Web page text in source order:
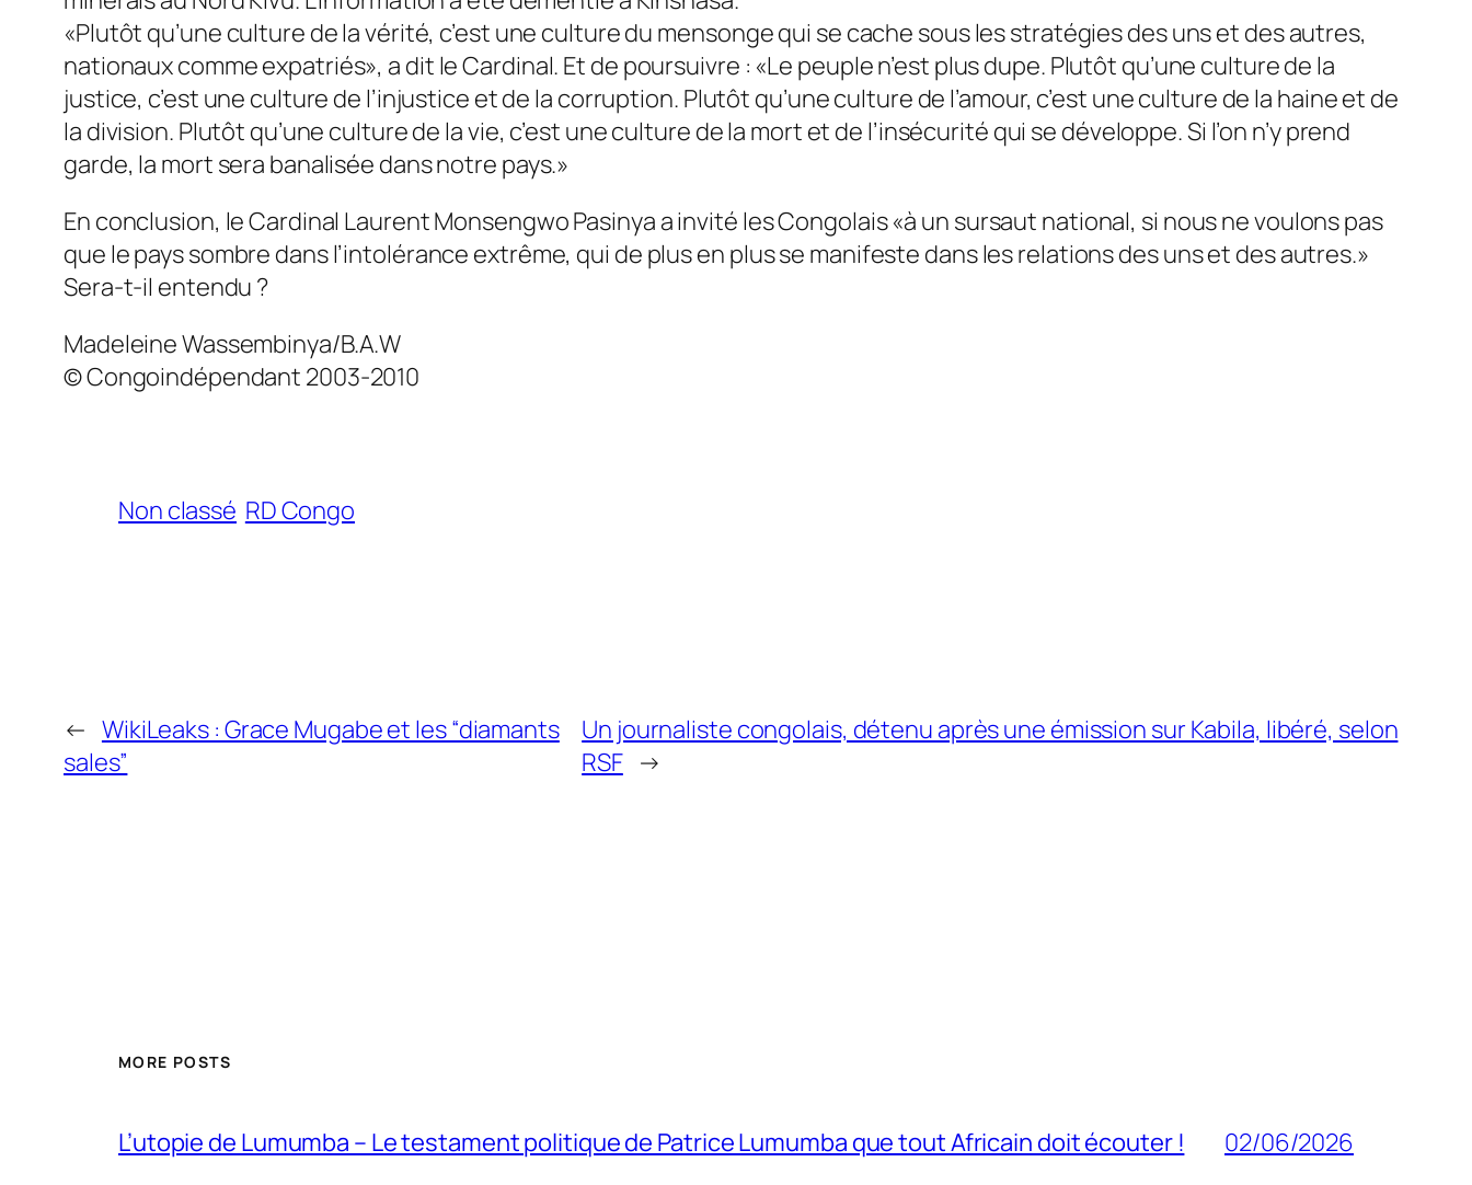
«Plutôt qu’une culture de la vérité, c’est une culture du mensonge qui se cache sous les stratégies des uns et des autres,
nationaux comme expatriés», a dit le Cardinal. Et de poursuivre : «Le peuple n’est plus dupe. Plutôt qu’une culture de la
justice, c’est une culture de l’injustice et de la corruption. Plutôt qu’une culture de l’amour, c’est une culture de la haine et de
la division. Plutôt qu’une culture de la vie, c’est une culture de la mort et de l’insécurité qui se développe. Si l’on n’y prend
garde, la mort sera banalisée dans notre pays.»
En conclusion, le Cardinal Laurent Monsengwo Pasinya a invité les Congolais «à un sursaut national, si nous ne voulons pas
que le pays sombre dans l’intolérance extrême, qui de plus en plus se manifeste dans les relations des uns et des autres.»
Sera-t-il entendu ?
Madeleine Wassembinya/B.A.W
© Congoindépendant 2003-2010
Non classé RD Congo
← WikiLeaks : Grace Mugabe et les “diamants
sales”
Un journaliste congolais, détenu après une émission sur Kabila, libéré, selon
RSF →
MORE POSTS
L’utopie de Lumumba – Le testament politique de Patrice Lumumba que tout Africain doit écouter ! 02/06/2026